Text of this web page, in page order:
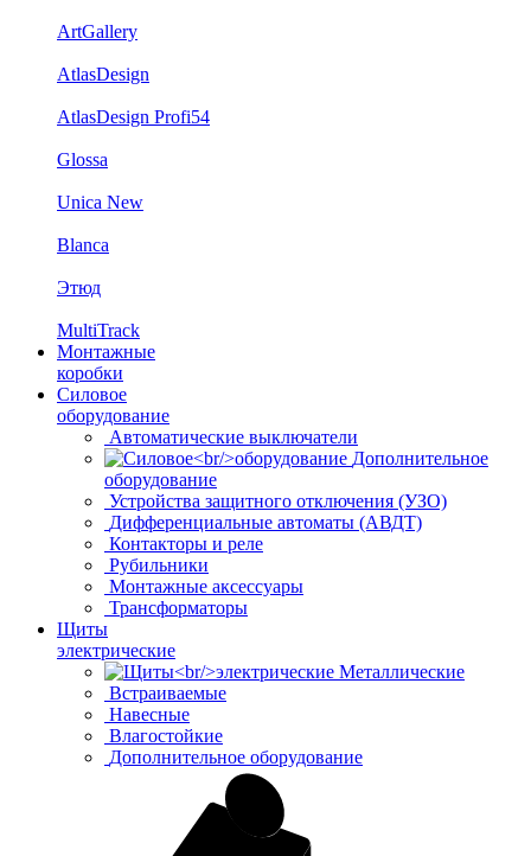
ArtGallery
AtlasDesign
AtlasDesign Profi54
Glossa
Unica New
Blanca
Этюд
MultiTrack
Монтажные
коробки
Силовое
оборудование
Автоматические выключатели
Дополнительное
оборудование
Устройства защитного отключения (УЗО)
Дифференциальные автоматы (АВДТ)
Контакторы и реле
Рубильники
Монтажные аксессуары
Трансформаторы
Щиты
электрические
Металлические
Встраиваемые
Навесные
Влагостойкие
Дополнительное оборудование